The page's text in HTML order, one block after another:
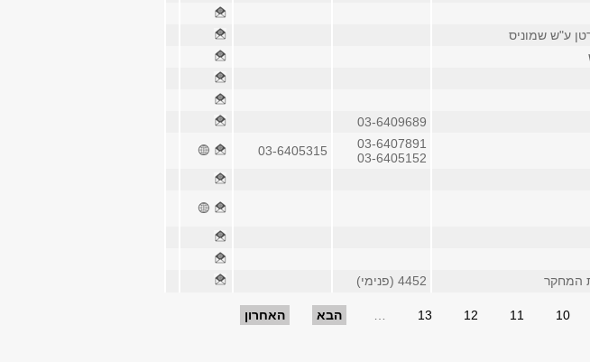
ע"ש שמוניס
03-6409689
03-6407891
03-6405152
03-6405315
המחקר 4452 (פנימי)
10
11
12
13 הבא האחרון